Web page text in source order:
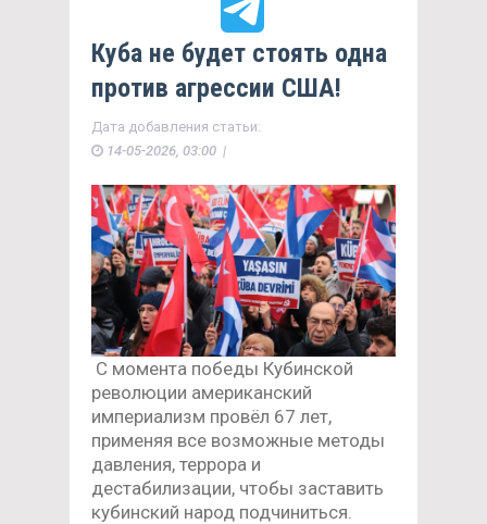
Куба не будет стоять одна
против агрессии США!
Дата добавления статьи:
14-05-2026, 03:00 |
С момента победы Кубинской
революции американский
империализм провёл 67 лет,
применяя все возможные методы
давления, террора и
дестабилизации, чтобы заставить
кубинский народ подчиниться.